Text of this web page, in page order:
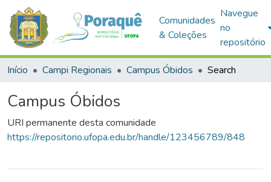
Comunidades
& Coleções
Navegue
no
repositório
Início Campi Regionais Campus Óbidos Search
Campus Óbidos
URI permanente desta comunidade
https://repositorio.ufopa.edu.br/handle/123456789/848